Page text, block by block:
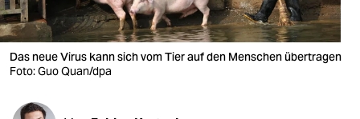
verlag
verlag
veranstaltungen
shop
Das neue Virus kann sich vom Tier auf den Menschen übertragen
Foto: Guo Quan/dpa